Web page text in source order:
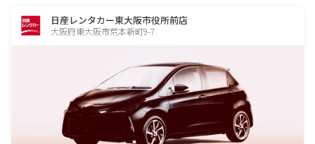
日産レンタカー東大阪市役所前店
大阪府東大阪市荒本新町9-7